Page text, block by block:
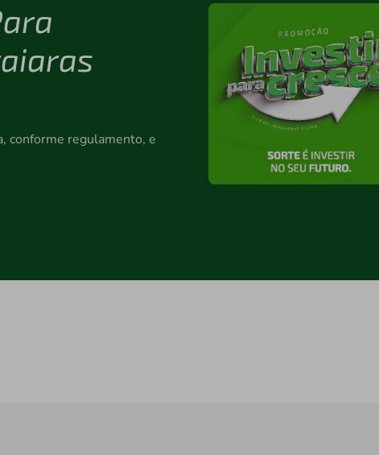
conforme regulamento, e